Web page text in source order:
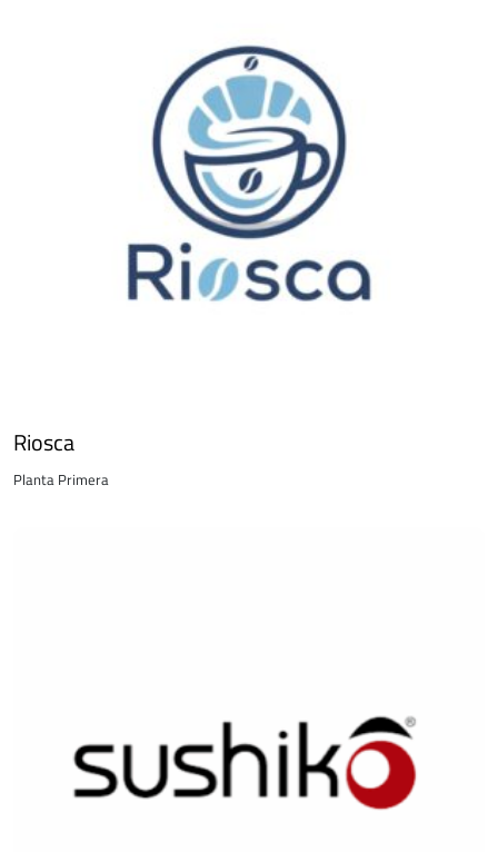
Riosca
Planta Primera